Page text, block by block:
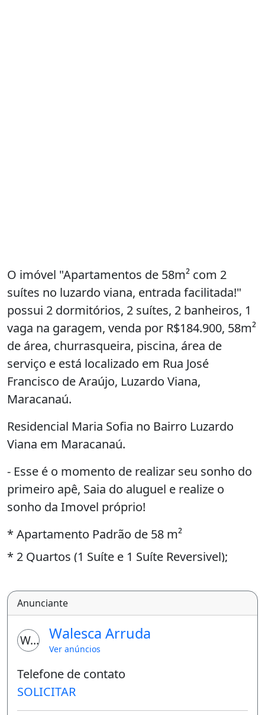
O imóvel "Apartamentos de 58m² com 2
suítes no luzardo viana, entrada facilitada!"
possui 2 dormitórios, 2 suítes, 2 banheiros, 1
vaga na garagem, venda por R$184.900, 58m²
de área, churrasqueira, piscina, área de
serviço e está localizado em Rua José
Francisco de Araújo, Luzardo Viana,
Maracanaú.
Residencial Maria Sofia no Bairro Luzardo
Viana em Maracanaú.
- Esse é o momento de realizar seu sonho do
primeiro apê, Saia do aluguel e realize o
sonho da Imovel próprio!
* Apartamento Padrão de 58 m²
* 2 Quartos (1 Suíte e 1 Suíte Reversivel);
* Sala de Estar / Jantar;
* Cozinha Americana;
* Area de Serviço;
* Varanda;
- Lazer e Segurança:
Anunciante
WA Walesca Arruda
Ver anúncios
Telefone de contato
SOLICITAR